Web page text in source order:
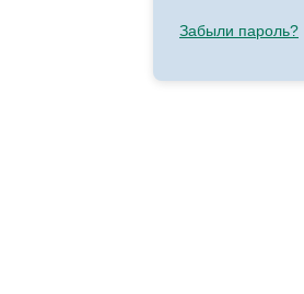
Забыли пароль?